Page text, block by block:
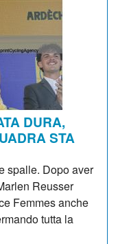
DURA,
STA
spalle. Dopo aver
Reusser
Femmes anche
tutta la